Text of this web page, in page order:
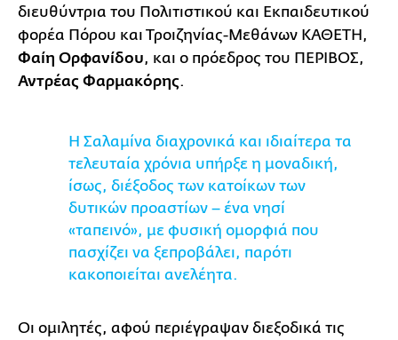
διευθύντρια του Πολιτιστικού και Εκπαιδευτικού
φορέα Πόρου και Τροιζηνίας-Μεθάνων ΚΑΘΕΤΗ,
Φαίη Ορφανίδου, και ο πρόεδρος του ΠΕΡΙΒΟΣ,
Αντρέας Φαρμακόρης.
Η Σαλαμίνα διαχρονικά και ιδιαίτερα τα
τελευταία χρόνια υπήρξε η μοναδική,
ίσως, διέξοδος των κατοίκων των
δυτικών προαστίων – ένα νησί
«ταπεινό», με φυσική ομορφιά που
πασχίζει να ξεπροβάλει, παρότι
κακοποιείται ανελέητα.
Οι ομιλητές, αφού περιέγραψαν διεξοδικά τις